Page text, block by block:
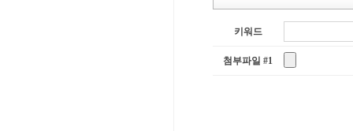
키워드
첨부파일 #1